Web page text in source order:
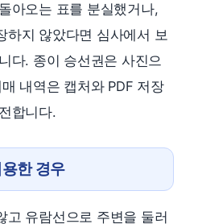
아오는 표를 분실했거나,
하지 않았다면 심사에서 보
다. 종이 승선권은 사진으
내역은 캡처와 PDF 저장
합니다.
한 경우
고 유람선으로 주변을 둘러